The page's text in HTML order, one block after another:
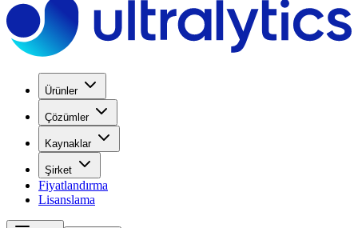
Ürünler
Çözümler
Kaynaklar
Şirket
Fiyatlandırma
Lisanslama